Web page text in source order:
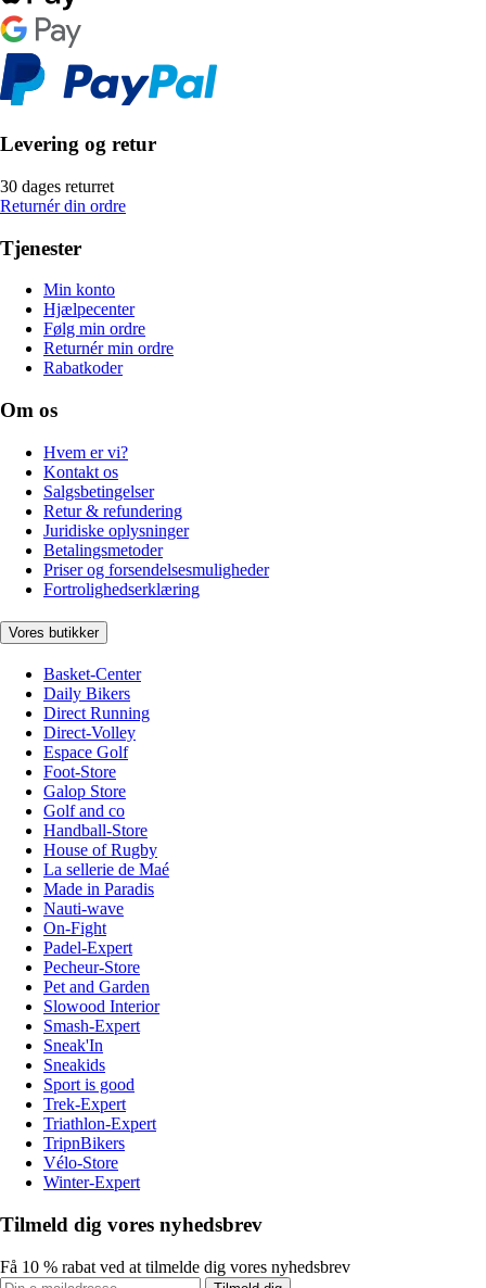
Levering og retur
30 dages returret
Returnér din ordre
Tjenester
Min konto
Hjælpecenter
Følg min ordre
Returnér min ordre
Rabatkoder
Om os
Hvem er vi?
Kontakt os
Salgsbetingelser
Retur & refundering
Juridiske oplysninger
Betalingsmetoder
Priser og forsendelsesmuligheder
Fortrolighedserklæring
Vores butikker
Basket-Center
Daily Bikers
Direct Running
Direct-Volley
Espace Golf
Foot-Store
Galop Store
Golf and co
Handball-Store
House of Rugby
La sellerie de Maé
Made in Paradis
Nauti-wave
On-Fight
Padel-Expert
Pecheur-Store
Pet and Garden
Slowood Interior
Smash-Expert
Sneak'In
Sneakids
Sport is good
Trek-Expert
Triathlon-Expert
TripnBikers
Vélo-Store
Winter-Expert
Tilmeld dig vores nyhedsbrev
Få 10 % rabat ved at tilmelde dig vores nyhedsbrev